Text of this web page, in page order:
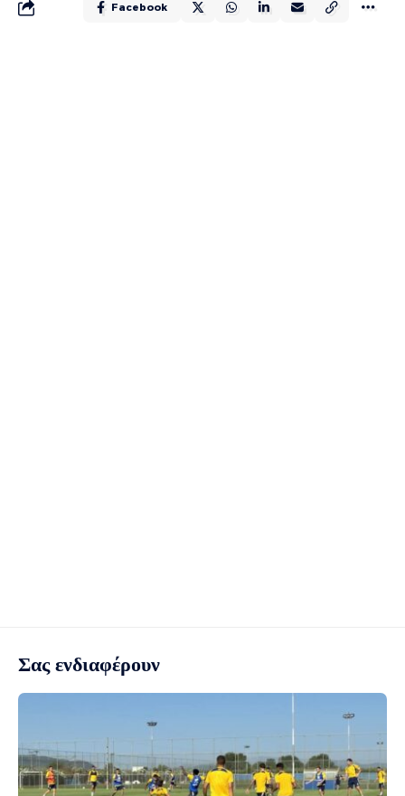
Facebook
Σας ενδιαφέρουν